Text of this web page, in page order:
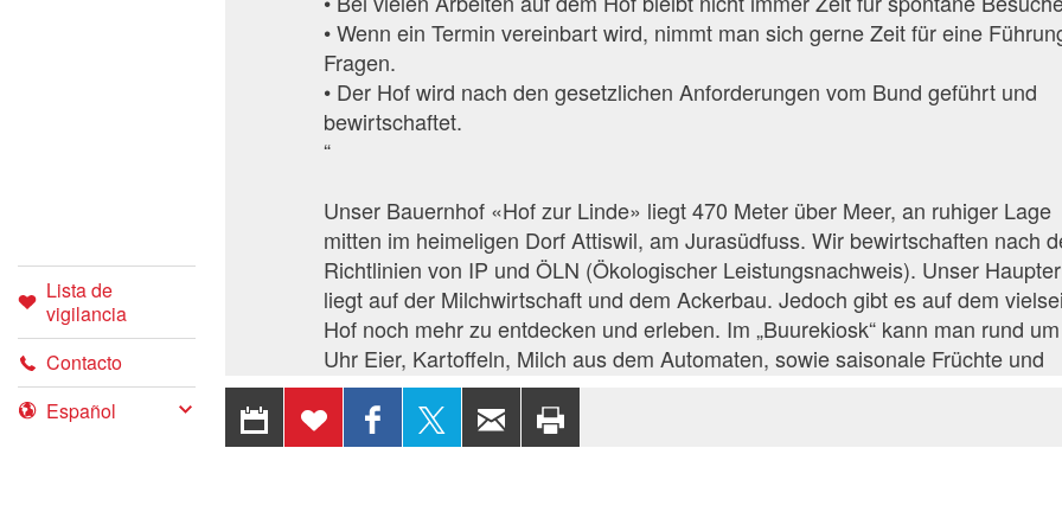
Lista de
vigilancia
Contacto
• Wenn ein Termin vereinbart wird, nimmt man sich gerne Zeit für eine
Fragen.
• Der Hof wird nach den gesetzlichen Anforderungen vom Bund geführt und
bewirtschaftet.
“
Unser Bauernhof «Hof zur Linde» liegt 470 Meter über Meer, an ruhiger Lage
mitten im heimeligen Dorf Attiswil, am Jurasüdfuss. Wir bewirtschaften nach
Richtlinien von IP und ÖLN (Ökologischer Leistungsnachweis). Unser
liegt auf der Milchwirtschaft und dem Ackerbau. Jedoch gibt es auf dem
Hof noch mehr zu entdecken und erleben. Im „Buurekiosk“ kann man rund
Uhr Eier, Kartoffeln, Milch aus dem Automaten, sowie saisonale Früchte und
Gemüse beziehen. Lust den Bauernalltag hautnah mitzuerleben? Dann
doch bei uns Ferien. Wir bieten zwei gemütliche Ferienwohnungen an. Nach
erlebnisreichen Tag auf dem Hof oder in der Umgebung, können Sie mit
EXPORTAR A
CALENDARIO
AÑADIR A
LA LISTA
DE
COMPARTIR
EN
FACEBOOK
COMPARTIR
EN X
RECOMENDAR
POR CORREO
ELECTRÓNICO